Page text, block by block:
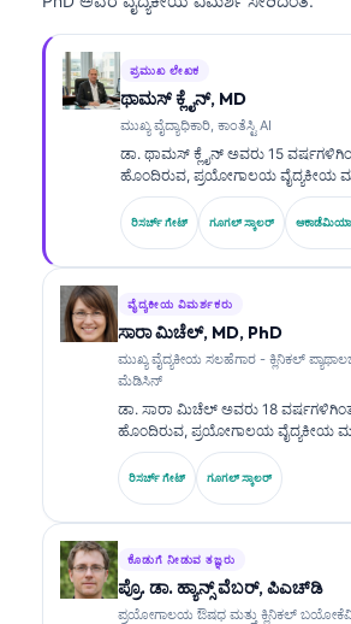
ಪ್ರಮುಖ ಲೇಖಕ
ಥಾಮಸ್ ಕ್ಲೈನ್, MD
ಮುಖ್ಯ ವೈದ್ಯಾಧಿಕಾರಿ, ಕಾಂತೆಸ್ಟಿ AI
ಡಾ. ಥಾಮಸ್ ಕ್ಲೈನ್ ಅವರು 15
ಹೊಂದಿರುವ, ಪ್ರಯೋಗಾಲಯ ವೈದ್ಯಕೀಯ
ಕ್ಲಿನಿಕಲ್ ವಿಶ್ಲೇಷಣೆಯಲ್ಲಿ ಪರಿಣತಿ
ಕ್ಲಿನಿಕಲ್ ಹೆಮಟಾಲಜಿಸ್ಟ್ ಮತ್ತು ಇಂಟರ್ನಿಸ್ಟ್
ನಲ್ಲಿ ಮುಖ್ಯ ವೈದ್ಯಕೀಯ ಅಧಿಕಾರಿ (Chief
ಅವರು ಬಯೋಮಾರ್ಕರ್ ವ್ಯಾಖ್ಯಾನ ಮತ್ತು
ರೋಗನಿರ್ಣಯಗಳ ಕುರಿತು ಪ್ರಯೋಗಾಲಯ
ರಿಸರ್ಚ್ ಗೇಟ್ ಗೂಗಲ್ ಸ್ಕಾಲರ್
ವೈದ್ಯಕೀಯ ವಿಮರ್ಶಕರು
ಸಾರಾ ಮಿಚೆಲ್, MD, PhD
ಮುಖ್ಯ ವೈದ್ಯಕೀಯ ಸಲಹೆಗಾರ - ಕ್ಲಿನಿಕಲ್
ಮೆಡಿಸಿನ್
ಡಾ. ಸಾರಾ ಮಿಚೆಲ್ ಅವರು 18
ಹೊಂದಿರುವ, ಪ್ರಯೋಗಾಲಯ ವೈದ್ಯಕೀಯ
ವಿಶ್ಲೇಷಣೆಯಲ್ಲಿ ಪರಿಣತಿ ಹೊಂದಿರುವ,
ಪಥಾಲಜಿಸ್ಟ್. ಅವರು ಕ್ಲಿನಿಕಲ್ ಕೆಮಿಸ್ಟ್ರಿಯಲ್ಲಿ
ಪ್ರಮಾಣಪತ್ರಗಳನ್ನು ಹೊಂದಿದ್ದು, ಕ್ಲಿನಿಕಲ್
ರಿಸರ್ಚ್ ಗೇಟ್ ಗೂಗಲ್ ಸ್ಕಾಲರ್
ಕೊಡುಗೆ ನೀಡುವ ತಜ್ಞರು
ಪ್ರೊ. ಡಾ. ಹ್ಯಾನ್ಸ್ ವೆಬರ್, ಪಿಎಚ್‌ಡಿ
ಪ್ರಯೋಗಾಲಯ ಔಷಧ ಮತ್ತು ಕ್ಲಿನಿಕಲ್